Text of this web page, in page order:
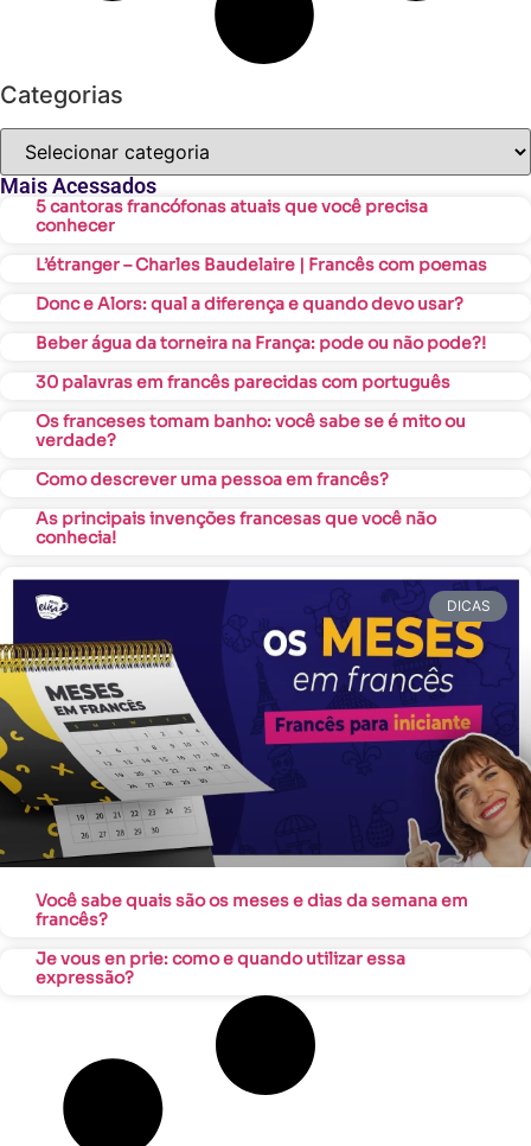
Categorias
Mais Acessados
5 cantoras francófonas atuais que você precisa
conhecer
L’étranger – Charles Baudelaire | Francês com poemas
Donc e Alors: qual a diferença e quando devo usar?
Beber água da torneira na França: pode ou não pode?!
30 palavras em francês parecidas com português
Os franceses tomam banho: você sabe se é mito ou
verdade?
Como descrever uma pessoa em francês?
As principais invenções francesas que você não
conhecia!
DICAS
Você sabe quais são os meses e dias da semana em
francês?
Je vous en prie: como e quando utilizar essa
expressão?